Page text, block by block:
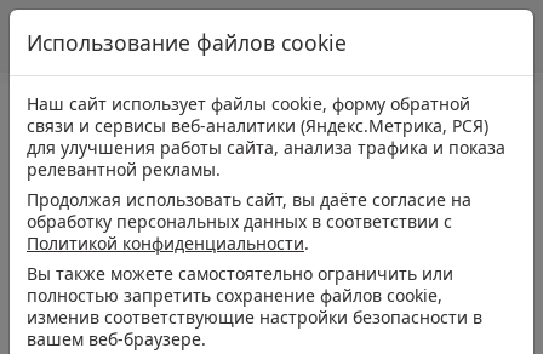
Использование файлов cookie
Наш сайт использует файлы cookie, форму обратной
связи и сервисы веб-аналитики (Яндекс.Метрика, РСЯ)
для улучшения работы сайта, анализа трафика и показа
релевантной рекламы.
Продолжая использовать сайт, вы даёте согласие на
обработку персональных данных в соответствии с
Политикой конфиденциальности.
Вы также можете самостоятельно ограничить или
полностью запретить сохранение файлов cookie,
изменив соответствующие настройки безопасности в
вашем веб-браузере.